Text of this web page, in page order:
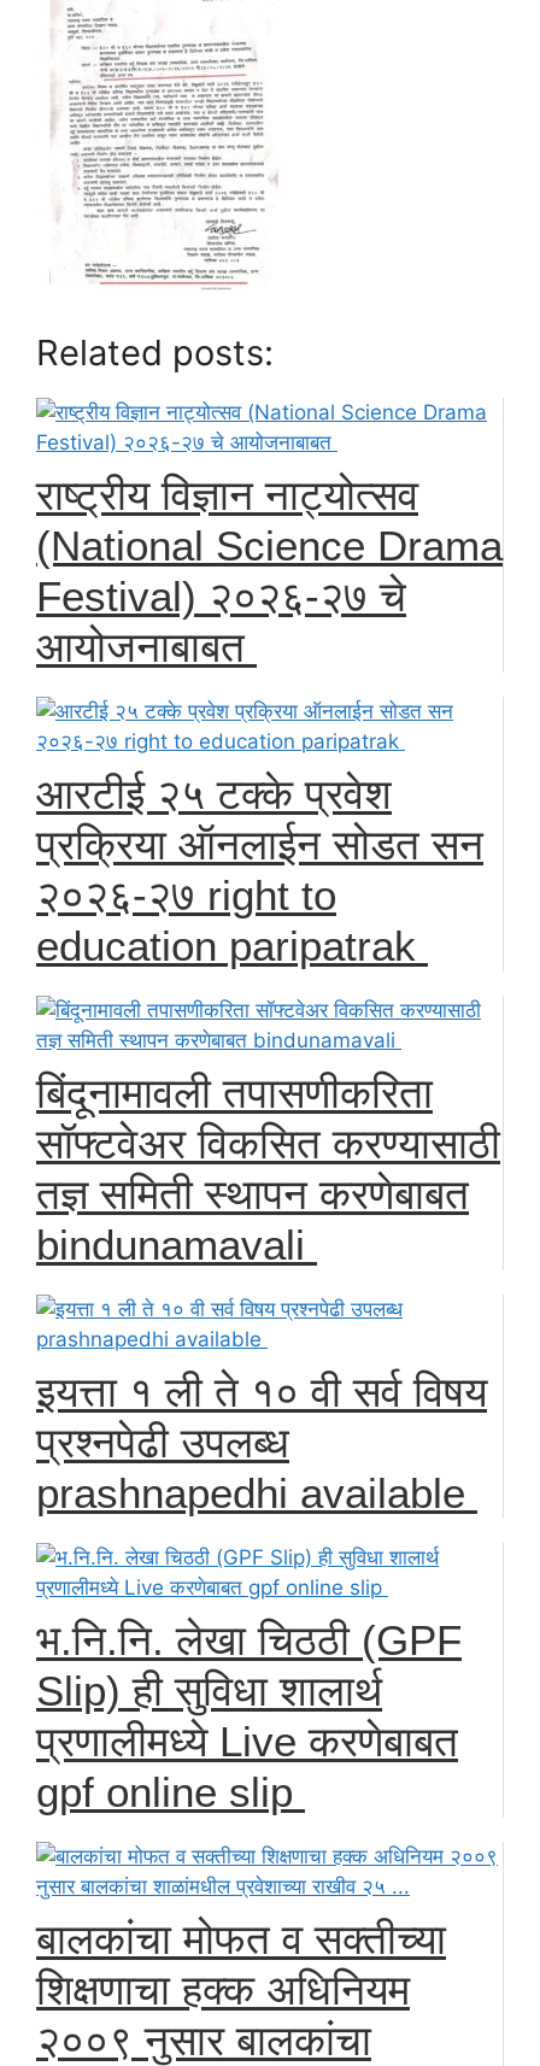
Related posts:
राष्ट्रीय विज्ञान नाट्योत्सव
(National Science Drama
Festival) २०२६-२७ चे
आयोजनाबाबत
आरटीई २५ टक्के प्रवेश
प्रक्रिया ऑनलाईन सोडत सन
२०२६-२७ right to
education paripatrak
बिंदूनामावली तपासणीकरिता
सॉफ्टवेअर विकसित करण्यासाठी
तज्ञ समिती स्थापन करणेबाबत
bindunamavali
इयत्ता १ ली ते १० वी सर्व विषय
प्रश्नपेढी उपलब्ध
prashnapedhi available
भ.नि.नि. लेखा चिठठी (GPF
Slip) ही सुविधा शालार्थ
प्रणालीमध्ये Live करणेबाबत
gpf online slip
बालकांचा मोफत व सक्तीच्या
शिक्षणाचा हक्क अधिनियम
२००९ नुसार बालकांचा